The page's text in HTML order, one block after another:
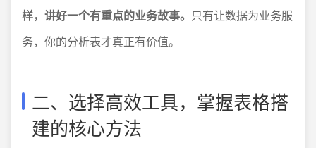
样，讲好一个有重点的业务故事。 只有让数据为业务服
务，你的分析表才真正有价值。
二、选择高效工具，掌握表格搭
建的核心方法